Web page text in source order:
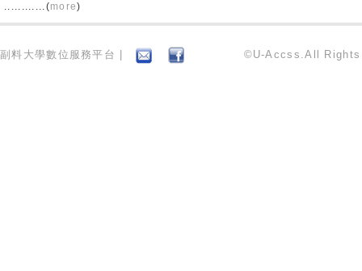
............(more)
副料大學數位服務平台 | ©U-Accss.All Rights